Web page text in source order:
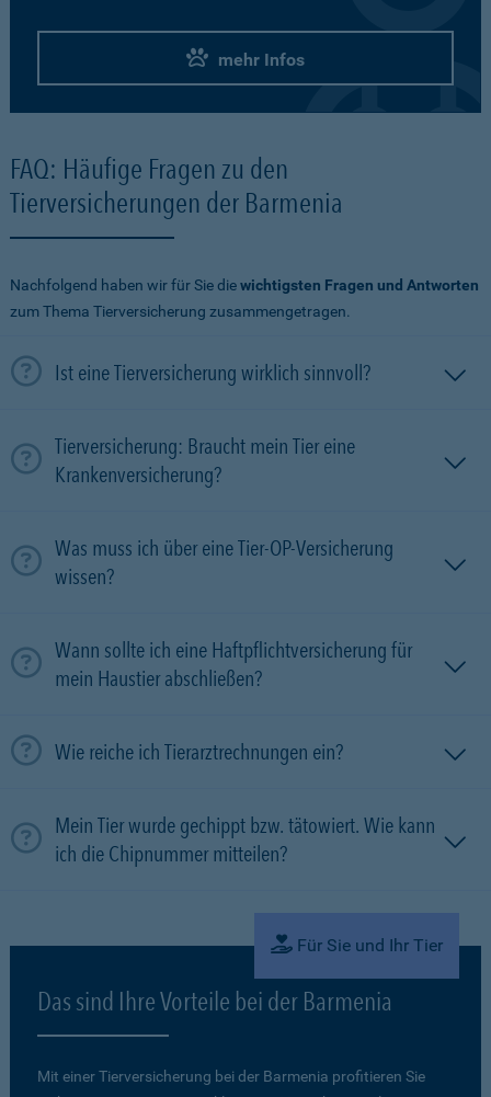
mehr Infos
FAQ: Häufige Fragen zu den
Tierversicherungen der Barmenia
Nachfolgend haben wir für Sie diewichtigsten Fragen und Antworten
zum Thema Tierversicherung zusammengetragen.
Ist eine Tierversicherung wirklich sinnvoll?
Tierversicherung: Braucht mein Tier eine
Krankenversicherung?
Was muss ich über eine Tier-OP-Versicherung
wissen?
Wann sollte ich eine Haftpflichtversicherung für
mein Haustier abschließen?
Wie reiche ich Tierarztrechnungen ein?
Mein Tier wurde gechippt bzw. tätowiert. Wie kann
ich die Chipnummer mitteilen?
Für Sie und Ihr Tier
Das sind Ihre Vorteile bei der Barmenia
Mit einer Tierversicherung bei der Barmenia profitieren Sie